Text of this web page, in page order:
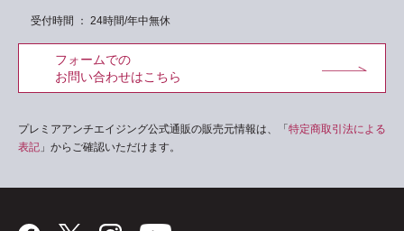
受付時間 ： 24時間/年中無休
フォームでの
お問い合わせはこちら
プレミアアンチエイジング公式通販の販売元情報は、「 特定商取引法による
表記 」からご確認いただけます。